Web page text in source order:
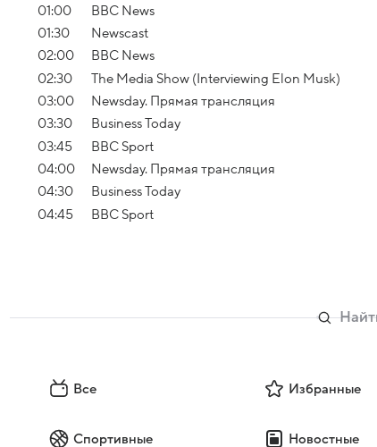
01:00
BBC News
01:30
Newscast
02:00
BBC News
02:30
The Media Show (Interviewing Elon Musk)
03:00
Newsday. Прямая трансляция
03:30
Business Today
03:45
BBC Sport
04:00
Newsday. Прямая трансляция
04:30
Business Today
04:45
BBC Sport
Все Избранные
Спортивные Новостные